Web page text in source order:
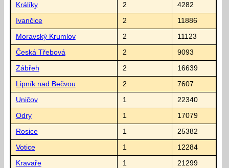
Králíky 2 4282
Ivančice 2 11886
Moravský Krumlov 2 11123
Česká Třebová 2 9093
Zábřeh 2 16639
Lipník nad Bečvou 2 7607
Uničov 1 22340
Odry 1 17079
Rosice 1 25382
Votice 1 12284
Kravaře 1 21299